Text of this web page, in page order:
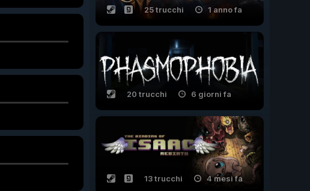
25 trucchi 1 anno fa
20 trucchi 6 giorni fa
13 trucchi 4 mesi fa